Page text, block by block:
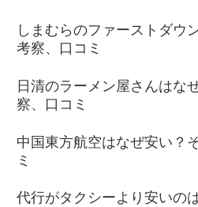
しまむらのファーストダウ
考察、口コミ
日清のラーメン屋さんはな
察、口コミ
中国東方航空はなぜ安い？
ミ
代行がタクシーより安いの